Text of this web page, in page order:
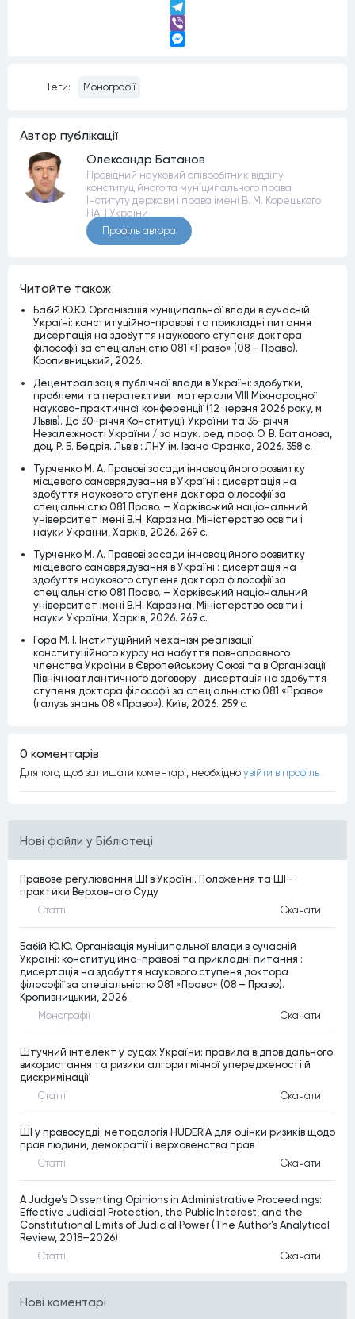
Нові файли у Бібліотеці
Правове регулювання ШІ в Україні. Положення та ШІ–
практики Верховного Суду
Статтi Скачати
Бабій Ю.Ю. Організація муніципальної влади в сучасній
Україні: конституційно-правові та прикладні питання :
дисертація на здобуття наукового ступеня доктора
філософії за спеціальністю 081 «Право» (08 – Право).
Кропивницький, 2026.
Монографiї Скачати
Штучний інтелект у судах України: правила відповідального
використання та ризики алгоритмічної упередженості й
дискримінації
Статтi Скачати
ШІ у правосудді: методологія HUDERIA для оцінки ризиків щодо
прав людини, демократії і верховенства прав
Статтi Скачати
A Judge’s Dissenting Opinions in Administrative Proceedings:
Effective Judicial Protection, the Public Interest, and the
Constitutional Limits of Judicial Power (The Author’s Analytical
Review, 2018–2026)
Статтi Скачати
Нові коментарі
LinkedIn
Telegram
Viber
Теги: Монографії
Автор публiкацiї
Олександр Батанов
Провідний науковий співробітник відділу
конституційного та муніципального права
Інституту держави і права імені В. М. Корецького
НАН України
Профiль автора
Читайте також
Бабій Ю.Ю. Організація муніципальної влади в сучасній
Україні: конституційно-правові та прикладні питання :
дисертація на здобуття наукового ступеня доктора
філософії за спеціальністю 081 «Право» (08 – Право).
Кропивницький, 2026.
Децентралізація публічної влади в Україні: здобутки,
проблеми та перспективи : матеріали VІІІ Міжнародної
науково-практичної конференції (12 червня 2026 року, м.
Львів). До 30-річчя Конституції України та 35-річчя
Незалежності України / за наук. ред. проф. О. В. Батанова,
доц. Р. Б. Бедрія. Львів : ЛНУ ім. Івана Франка, 2026. 358 с.
Турченко М. А. Правові засади інноваційного розвитку
місцевого самоврядування в Україні : дисертація на
здобуття наукового ступеня доктора філософії за
спеціальністю 081 Право. – Харківський національний
університет імені В.Н. Каразіна, Міністерство освіти і
науки України, Харків, 2026. 269 c.
Турченко М. А. Правові засади інноваційного розвитку
місцевого самоврядування в Україні : дисертація на
здобуття наукового ступеня доктора філософії за
спеціальністю 081 Право. – Харківський національний
університет імені В.Н. Каразіна, Міністерство освіти і
науки України, Харків, 2026. 269 c.
Гора М. І. Інституційний механізм реалізації
конституційного курсу на набуття повноправного
членства України в Європейському Союзі та в Організації
Північноатлантичного договору : дисертація на здобуття
ступеня доктора філософії за спеціальністю 081 «Право»
(галузь знань 08 «Право»). Київ, 2026. 259 с.
0 коментарiв
Для того, щоб залишати коментарi, необхiдно увiйти в профiль